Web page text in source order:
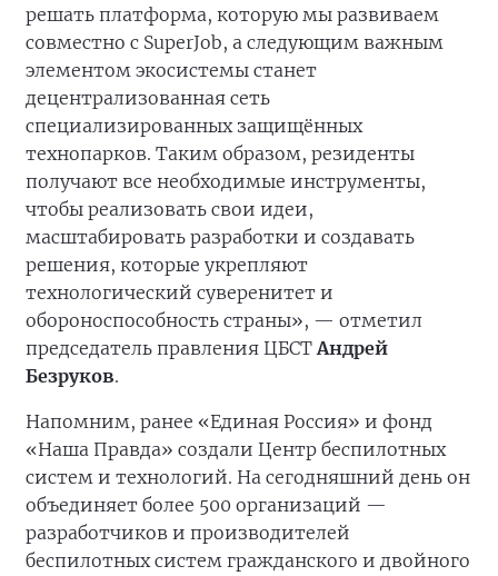
решать платформа, которую мы развиваем
совместно с SuperJob, а следующим важным
элементом экосистемы станет
децентрализованная сеть
специализированных защищённых
технопарков. Таким образом, резиденты
получают все необходимые инструменты,
чтобы реализовать свои идеи,
масштабировать разработки и создавать
решения, которые укрепляют
технологический суверенитет и
обороноспособность страны», — отметил
председатель правления ЦБСТАндрей
Безруков.
Напомним, ранее «Единая Россия» и фонд
«Наша Правда» создали Центр беспилотных
систем и технологий. На сегодняшний день он
объединяет более 500 организаций —
разработчиков и производителей
беспилотных систем гражданского и двойного